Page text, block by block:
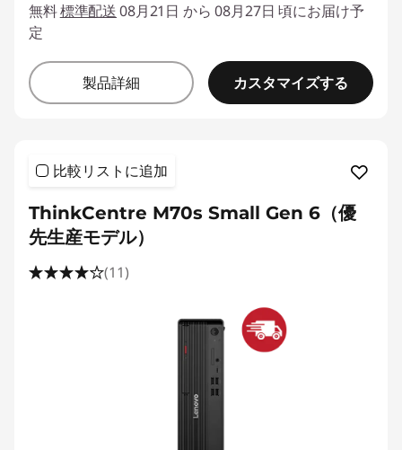
無料標準配送08月21日 から 08月27日 頃にお届け予
定
製品詳細 カスタマイズする
比較リストに追加
ThinkCentre M70s Small Gen 6（優
先生産モデル）
(11)